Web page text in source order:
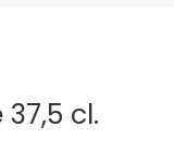
cl.